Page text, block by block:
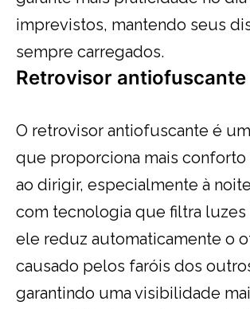
imprevistos, mantendo seus
sempre carregados.
Retrovisor antiofuscante
O retrovisor antiofuscante é
que proporciona mais conforto
ao dirigir, especialmente à
com tecnologia que filtra luzes
ele reduz automaticamente o
causado pelos faróis dos
garantindo uma visibilidade